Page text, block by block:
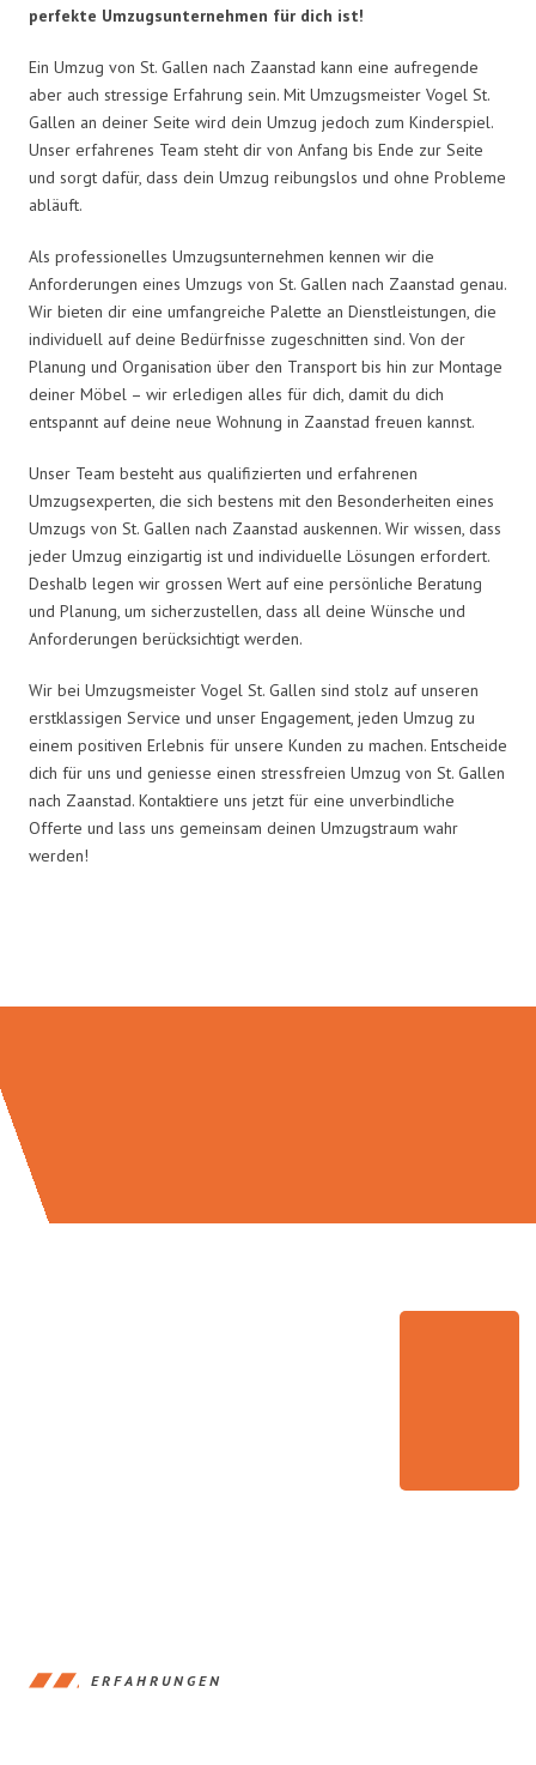
perfekte Umzugsunternehmen für dich ist!
Ein Umzug von St. Gallen nach Zaanstad kann eine aufregende
aber auch stressige Erfahrung sein. Mit Umzugsmeister Vogel St.
Gallen an deiner Seite wird dein Umzug jedoch zum Kinderspiel.
Unser erfahrenes Team steht dir von Anfang bis Ende zur Seite
und sorgt dafür, dass dein Umzug reibungslos und ohne Probleme
abläuft.
Als professionelles Umzugsunternehmen kennen wir die
Anforderungen eines Umzugs von St. Gallen nach Zaanstad genau.
Wir bieten dir eine umfangreiche Palette an Dienstleistungen, die
individuell auf deine Bedürfnisse zugeschnitten sind. Von der
Planung und Organisation über den Transport bis hin zur Montage
deiner Möbel – wir erledigen alles für dich, damit du dich
entspannt auf deine neue Wohnung in Zaanstad freuen kannst.
Unser Team besteht aus qualifizierten und erfahrenen
Umzugsexperten, die sich bestens mit den Besonderheiten eines
Umzugs von St. Gallen nach Zaanstad auskennen. Wir wissen, dass
jeder Umzug einzigartig ist und individuelle Lösungen erfordert.
Deshalb legen wir grossen Wert auf eine persönliche Beratung
und Planung, um sicherzustellen, dass all deine Wünsche und
Anforderungen berücksichtigt werden.
Wir bei Umzugsmeister Vogel St. Gallen sind stolz auf unseren
erstklassigen Service und unser Engagement, jeden Umzug zu
einem positiven Erlebnis für unsere Kunden zu machen. Entscheide
dich für uns und geniesse einen stressfreien Umzug von St. Gallen
nach Zaanstad. Kontaktiere uns jetzt für eine unverbindliche
Offerte und lass uns gemeinsam deinen Umzugstraum wahr
werden!
ERFAHRUNGEN